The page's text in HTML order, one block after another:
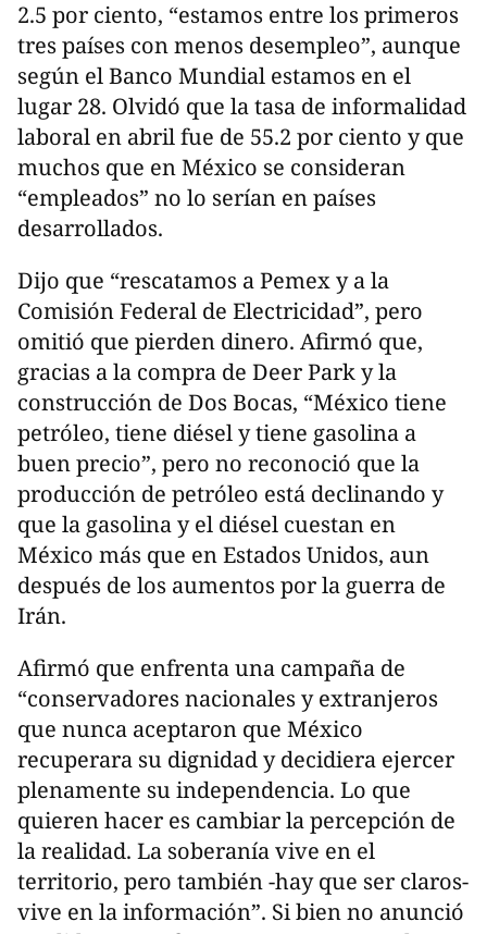
2.5 por ciento, “estamos entre los primeros
tres países con menos desempleo”, aunque
según el Banco Mundial estamos en el
lugar 28. Olvidó que la tasa de informalidad
laboral en abril fue de 55.2 por ciento y que
muchos que en México se consideran
“empleados” no lo serían en países
desarrollados.
Dijo que “rescatamos a Pemex y a la
Comisión Federal de Electricidad”, pero
omitió que pierden dinero. Afirmó que,
gracias a la compra de Deer Park y la
construcción de Dos Bocas, “México tiene
petróleo, tiene diésel y tiene gasolina a
buen precio”, pero no reconoció que la
producción de petróleo está declinando y
que la gasolina y el diésel cuestan en
México más que en Estados Unidos, aun
después de los aumentos por la guerra de
Irán.
Afirmó que enfrenta una campaña de
“conservadores nacionales y extranjeros
que nunca aceptaron que México
recuperara su dignidad y decidiera ejercer
plenamente su independencia. Lo que
quieren hacer es cambiar la percepción de
la realidad. La soberanía vive en el
territorio, pero también -hay que ser claros-
vive en la información”. Si bien no anunció